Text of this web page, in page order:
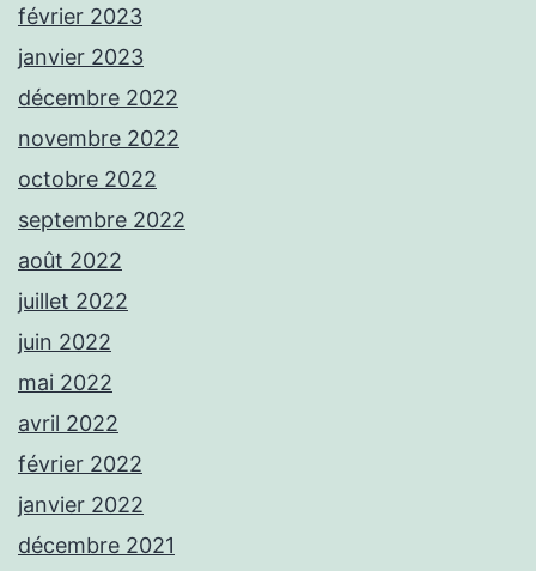
février 2023
janvier 2023
décembre 2022
novembre 2022
octobre 2022
septembre 2022
août 2022
juillet 2022
juin 2022
mai 2022
avril 2022
février 2022
janvier 2022
décembre 2021